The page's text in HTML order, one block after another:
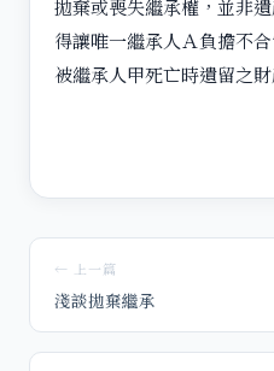
拋棄或喪失繼承權，並非
得讓唯一繼承人Ａ負擔不
被繼承人甲死亡時遺留之
← 上一篇
淺談拋棄繼承